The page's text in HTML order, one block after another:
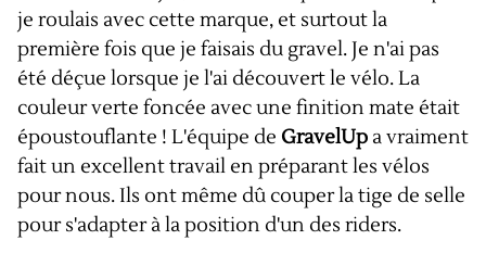
je roulais avec cette marque, et surtout la
première fois que je faisais du gravel. Je n'ai pas
été déçue lorsque je l'ai découvert le vélo. La
couleur verte foncée avec une finition mate était
époustouflante ! L'équipe de GravelUp a vraiment
fait un excellent travail en préparant les vélos
pour nous. Ils ont même dû couper la tige de selle
pour s'adapter à la position d'un des riders.